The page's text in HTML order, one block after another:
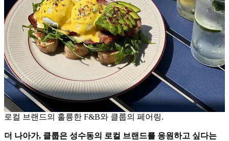
로컬 브랜드의 훌륭한 F&B와 클룹의 페어링.
더 나아가, 클룹은 성수동의 로컬 브랜드를 응원하고 싶다는